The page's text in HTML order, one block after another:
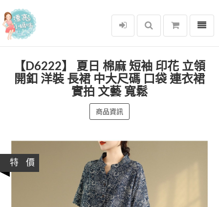
漂亮小媽咪
選單
【D6222】 夏日 棉麻 短袖 印花 立領
開釦 洋裝 長裙 中大尺碼 口袋 連衣裙
實拍 文藝 寬鬆
商品資訊
特 價